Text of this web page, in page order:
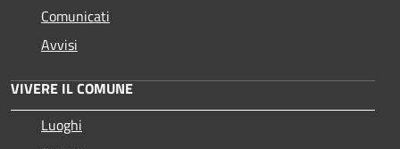
Comunicati
Avvisi
VIVERE IL COMUNE
Luoghi